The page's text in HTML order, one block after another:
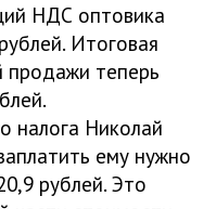
НДС оптовика
Итоговая
продажи теперь
налога Николай
ему нужно
рублей. Это